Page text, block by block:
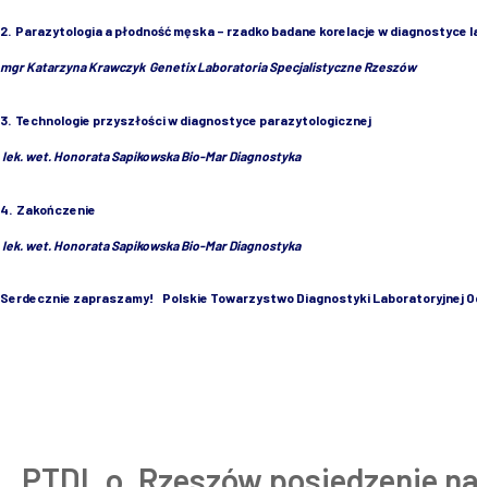
2. Parazytologia a płodność męska – rzadko badane korelacje w diagnostyce
mgr Katarzyna Krawczyk Genetix Laboratoria Specjalistyczne Rzeszów
3. Technologie przyszłości w diagnostyce parazytologicznej
lek. wet. Honorata Sapikowska Bio-Mar Diagnostyka
4. Zakończenie
lek. wet. Honorata Sapikowska Bio-Mar Diagnostyka
Serdecznie zapraszamy! Polskie Towarzystwo Diagnostyki Laboratoryjnej
PTDL o. Rzeszów posiedzenie